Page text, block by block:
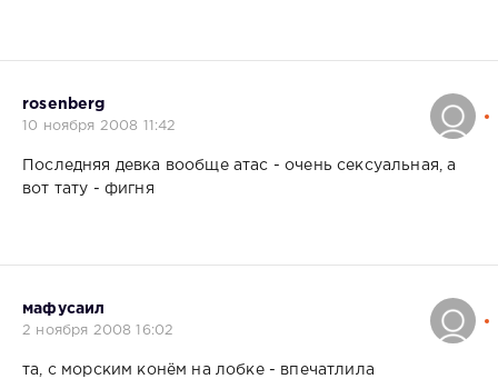
rosenberg
10 ноября 2008 11:42
Последняя девка вообще атас - очень сексуальная, а
вот тату - фигня
мафусаил
2 ноября 2008 16:02
та, с морским конём на лобке - впечатлила